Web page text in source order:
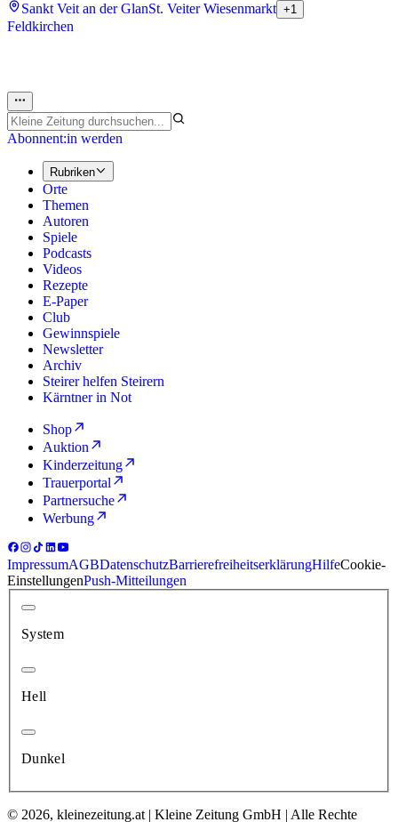
Sankt Veit an der GlanSt. Veiter Wiesenmarkt +1
Feldkirchen
Abonnent:in werden
Rubriken
Orte
Themen
Autoren
Spiele
Podcasts
Videos
Rezepte
E-Paper
Club
Gewinnspiele
Newsletter
Archiv
Steirer helfen Steirern
Kärntner in Not
Shop
Auktion
Kinderzeitung
Trauerportal
Partnersuche
Werbung
ImpressumAGBDatenschutzBarrierefreiheitserklärungHilfeCookie-
EinstellungenPush-Mitteilungen
System
Hell
Dunkel
© 2026, kleinezeitung.at | Kleine Zeitung GmbH | Alle Rechte